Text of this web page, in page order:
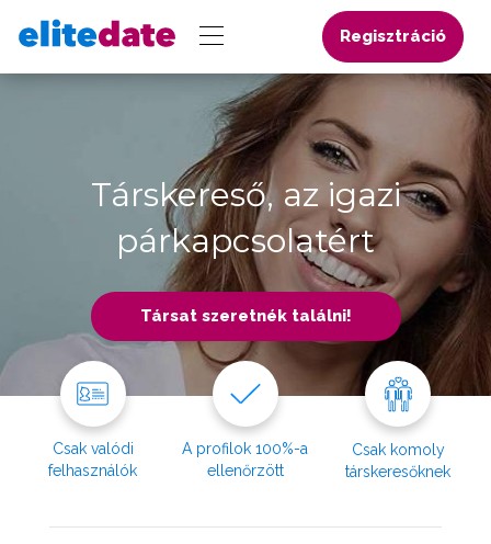
Regisztráció
Társkereső, az igazi
párkapcsolatért
Társat szeretnék találni!
Csak valódi
felhasználók
A profilok 100%-a
ellenőrzött
Csak komoly
társkeresőknek